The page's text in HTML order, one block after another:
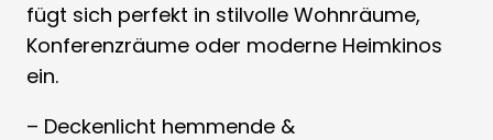
fügt sich perfekt in stilvolle Wohnräume,
Konferenzräume oder moderne Heimkinos
ein.
– Deckenlicht hemmende &